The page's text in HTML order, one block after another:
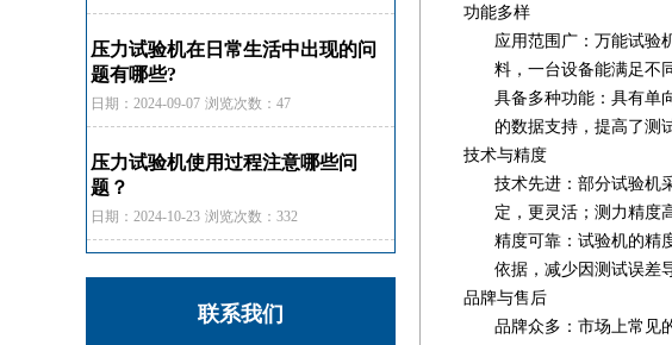
压力试验机在日常生活中出现的问
题有哪些?
日期：2024-09-07 浏览次数：47
压力试验机使用过程注意哪些问
题？
日期：2024-10-23 浏览次数：332
联系我们
功能多样
应用范围广 ：万能试
料，一台设备能满足不
具备多种功能 ：具有单
的数据支持，提高了测
技术与精度
技术先进 ：部分试验机
定，更灵活；测力精度
精度可靠 ：试验机的
依据，减少因测试误差
品牌与售后
品牌众多 ：市场上常见